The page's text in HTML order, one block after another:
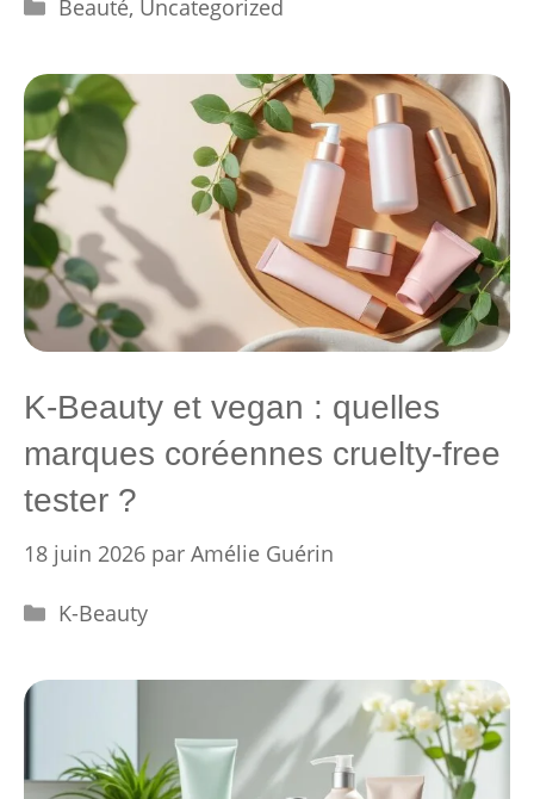
Beauté, Uncategorized
K-Beauty et vegan : quelles
marques coréennes cruelty-free
tester ?
18 juin 2026 par Amélie Guérin
Catégories
K-Beauty